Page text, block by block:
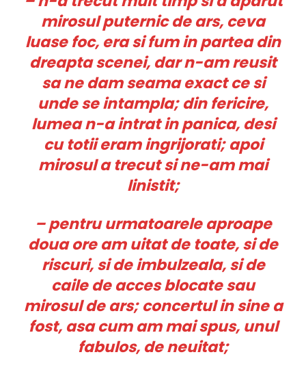
mirosul puternic de ars, ceva
luase foc, era si fum in partea din
dreapta scenei, dar n-am reusit
sa ne dam seama exact ce si
unde se intampla; din fericire,
lumea n-a intrat in panica, desi
cu totii eram ingrijorati; apoi
mirosul a trecut si ne-am mai
linistit;
– pentru urmatoarele aproape
doua ore am uitat de toate, si de
riscuri, si de imbulzeala, si de
caile de acces blocate sau
mirosul de ars; concertul in sine a
fost, asa cum am mai spus, unul
fabulos, de neuitat;